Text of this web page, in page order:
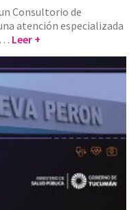
Consultorio de
atención especializada
… Leer +